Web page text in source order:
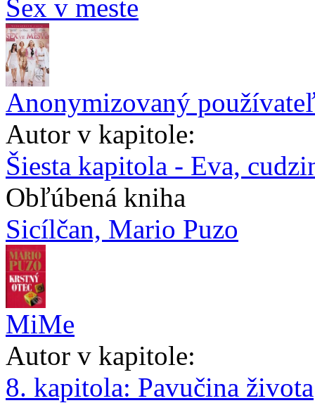
Sex v meste
Anonymizovaný
Autor v kapitole:
Šiesta kapitola - Eva,
Obľúbená kniha
Sicílčan, Mario Puzo
MiMe
Autor v kapitole:
8. kapitola: Pavučina života